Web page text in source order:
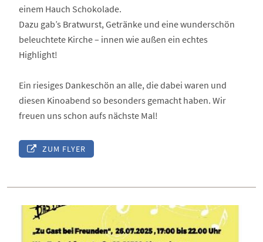
einem Hauch Schokolade.
Dazu gab’s Bratwurst, Getränke und eine wunderschön
beleuchtete Kirche – innen wie außen ein echtes
Highlight!
Ein riesiges Dankeschön an alle, die dabei waren und
diesen Kinoabend so besonders gemacht haben. Wir
freuen uns schon aufs nächste Mal!
ZUM FLYER